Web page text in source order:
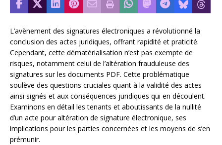
L’avènement des signatures électroniques a révolutionné la
conclusion des actes juridiques, offrant rapidité et praticité.
Cependant, cette dématérialisation n’est pas exempte de
risques, notamment celui de l’altération frauduleuse des
signatures sur les documents PDF. Cette problématique
soulève des questions cruciales quant à la validité des actes
ainsi signés et aux conséquences juridiques qui en découlent.
Examinons en détail les tenants et aboutissants de la nullité
d’un acte pour altération de signature électronique, ses
implications pour les parties concernées et les moyens de s’en
prémunir.